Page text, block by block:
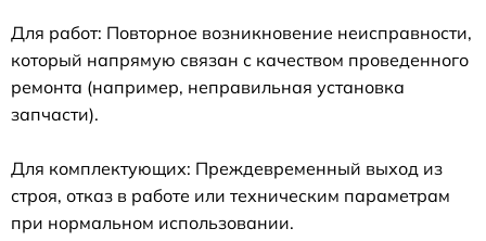
Для работ: Повторное возникновение неисправности,
который напрямую связан с качеством проведенного
ремонта (например, неправильная установка
запчасти).
Для комплектующих: Преждевременный выход из
строя, отказ в работе или техническим параметрам
при нормальном использовании.